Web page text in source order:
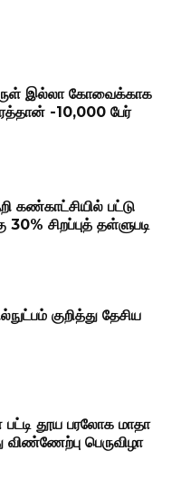
இல்லா கோவைக்காக
-10,000 பேர்
கண்காட்சியில் பட்டு
சிறப்புத் தள்ளுபடி
குறித்து தேசிய
தூய பரலோக மாதா
விண்ணேற்பு பெருவிழா